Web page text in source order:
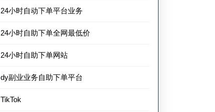
24小时自动下单平台业务
24小时自助下单全网最低价
24小时自助下单网站
dy副业业务自助下单平台
TikTok